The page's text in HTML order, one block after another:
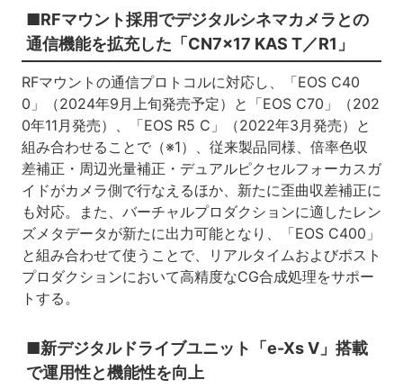
■RFマウント採用でデジタルシネマカメラとの
通信機能を拡充した「CN7×17 KAS T／R1」
RFマウントの通信プロトコルに対応し、「EOS C40
0」（2024年9月上旬発売予定）と「EOS C70」（202
0年11月発売）、「EOS R5 C」（2022年3月発売）と
組み合わせることで（※1）、従来製品同様、倍率色収
差補正・周辺光量補正・デュアルピクセルフォーカスガ
イドがカメラ側で行なえるほか、新たに歪曲収差補正に
も対応。また、バーチャルプロダクションに適したレン
ズメタデータが新たに出力可能となり、「EOS C400」
と組み合わせて使うことで、リアルタイムおよびポスト
プロダクションにおいて高精度なCG合成処理をサポー
トする。
■新デジタルドライブユニット「e-Xs V」搭載
で運用性と機能性を向上